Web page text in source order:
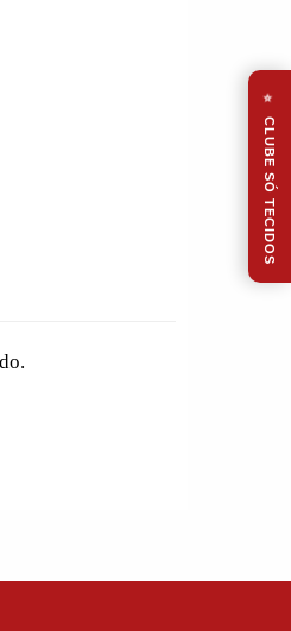
⭐
CLUBE SÓ TECIDOS